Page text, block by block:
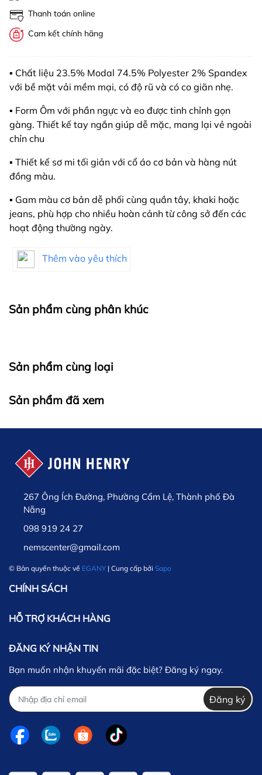
Thanh toán online
Cam kết chính hãng
▪️ Chất liệu 23.5% Modal 74.5% Polyester 2% Spandex
với bề mặt vải mềm mại, có độ rũ và có co giãn nhẹ.
▪️ Form Ôm với phần ngực và eo được tinh chỉnh gọn
gàng. Thiết kế tay ngắn giúp dễ mặc, mang lại vẻ ngoài
chỉn chu
▪️ Thiết kế sơ mi tối giản với cổ áo cơ bản và hàng nút
đồng màu.
▪️ Gam màu cơ bản dễ phối cùng quần tây, khaki hoặc
jeans, phù hợp cho nhiều hoàn cảnh từ công sở đến các
hoạt động thường ngày.
Thêm vào yêu thích
Sản phẩm cùng phân khúc
Sản phẩm cùng loại
Sản phẩm đã xem
267 Ông Ích Đường, Phường Cẩm Lệ, Thành phố Đà
Nẵng
098 919 24 27
nemscenter@gmail.com
© Bản quyền thuộc về EGANY | Cung cấp bởi Sapo
CHÍNH SÁCH
HỖ TRỢ KHÁCH HÀNG
ĐĂNG KÝ NHẬN TIN
Bạn muốn nhận khuyến mãi đặc biệt? Đăng ký ngay.
Đăng ký